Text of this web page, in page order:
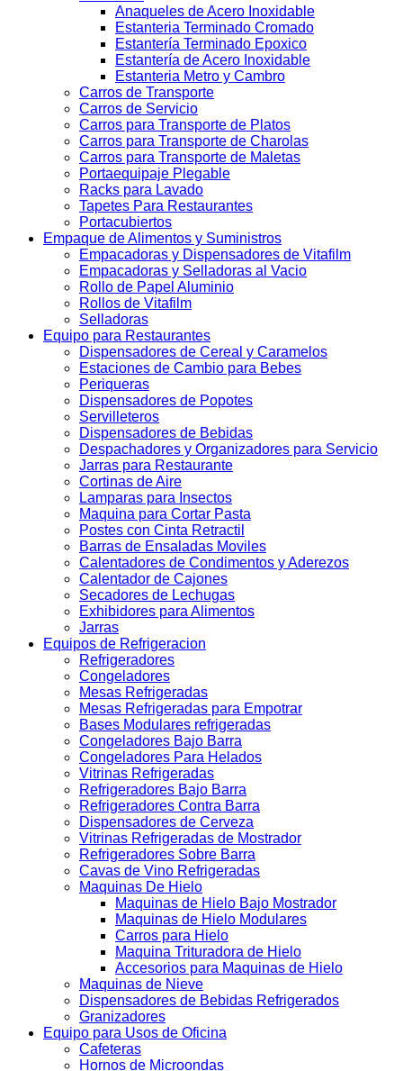
Anaqueles de Acero Inoxidable
Estanteria Terminado Cromado
Estantería Terminado Epoxico
Estantería de Acero Inoxidable
Estanteria Metro y Cambro
Carros de Transporte
Carros de Servicio
Carros para Transporte de Platos
Carros para Transporte de Charolas
Carros para Transporte de Maletas
Portaequipaje Plegable
Racks para Lavado
Tapetes Para Restaurantes
Portacubiertos
Empaque de Alimentos y Suministros
Empacadoras y Dispensadores de Vitafilm
Empacadoras y Selladoras al Vacio
Rollo de Papel Aluminio
Rollos de Vitafilm
Selladoras
Equipo para Restaurantes
Dispensadores de Cereal y Caramelos
Estaciones de Cambio para Bebes
Periqueras
Dispensadores de Popotes
Servilleteros
Dispensadores de Bebidas
Despachadores y Organizadores para Servicio
Jarras para Restaurante
Cortinas de Aire
Lamparas para Insectos
Maquina para Cortar Pasta
Postes con Cinta Retractil
Barras de Ensaladas Moviles
Calentadores de Condimentos y Aderezos
Calentador de Cajones
Secadores de Lechugas
Exhibidores para Alimentos
Jarras
Equipos de Refrigeracion
Refrigeradores
Congeladores
Mesas Refrigeradas
Mesas Refrigeradas para Empotrar
Bases Modulares refrigeradas
Congeladores Bajo Barra
Congeladores Para Helados
Vitrinas Refrigeradas
Refrigeradores Bajo Barra
Refrigeradores Contra Barra
Dispensadores de Cerveza
Vitrinas Refrigeradas de Mostrador
Refrigeradores Sobre Barra
Cavas de Vino Refrigeradas
Maquinas De Hielo
Maquinas de Hielo Bajo Mostrador
Maquinas de Hielo Modulares
Carros para Hielo
Maquina Trituradora de Hielo
Accesorios para Maquinas de Hielo
Maquinas de Nieve
Dispensadores de Bebidas Refrigerados
Granizadores
Equipo para Usos de Oficina
Cafeteras
Hornos de Microondas